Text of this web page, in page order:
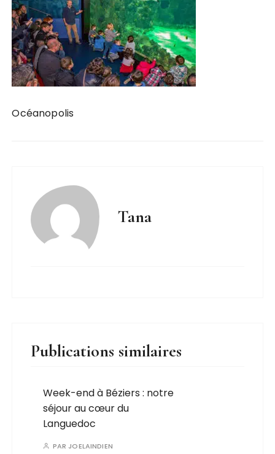
Océanopolis
Tana
Publications similaires
Week-end à Béziers : notre
séjour au cœur du
Languedoc
PAR JOELAINDIEN